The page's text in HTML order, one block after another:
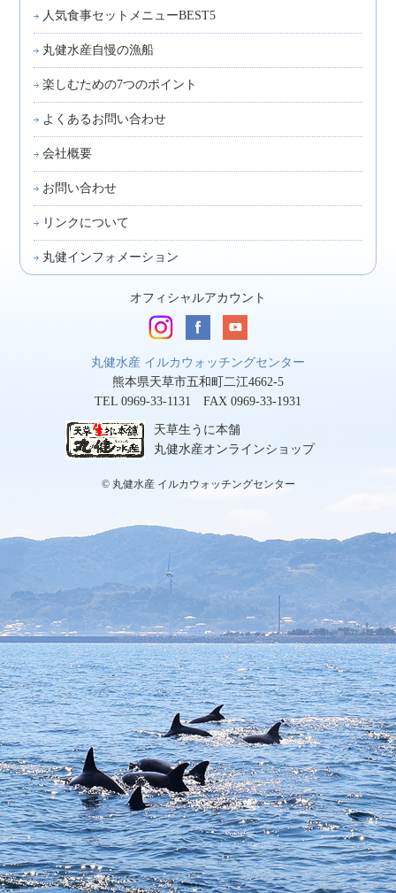
人気食事セットメニューBEST5
丸健水産自慢の漁船
楽しむための7つのポイント
よくあるお問い合わせ
会社概要
お問い合わせ
リンクについて
丸健インフォメーション
オフィシャルアカウント
丸健水産 イルカウォッチングセンター
熊本県天草市五和町二江4662-5
TEL 0969-33-1131 FAX 0969-33-1931
天草生うに本舗
丸健水産オンラインショップ
© 丸健水産 イルカウォッチングセンター